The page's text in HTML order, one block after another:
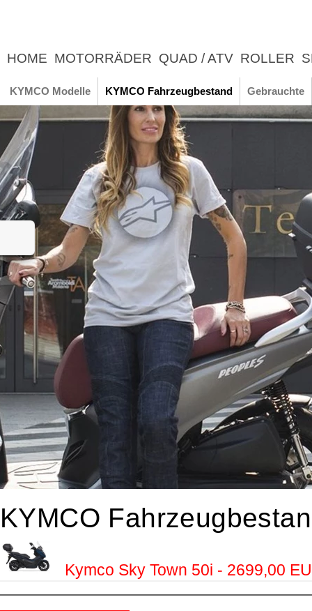
HOME MOTORRÄDER QUAD / ATV ROLLER
UNTERNEHMEN
KYMCO Modelle KYMCO Fahrzeugbestand Gebrauchte
KYMCO
Kymco Sky Town 50i - 2699,00